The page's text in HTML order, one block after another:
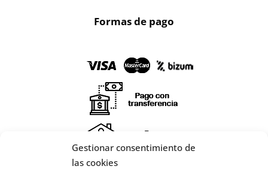
Gestionar consentimiento de
las cookies
Formas de pago